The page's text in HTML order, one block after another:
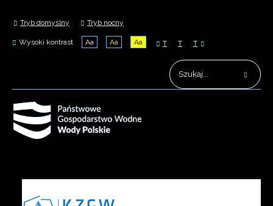
Tryb domyślny Tryb nocny
Wysoki kontrast Aa Aa Aa T T T